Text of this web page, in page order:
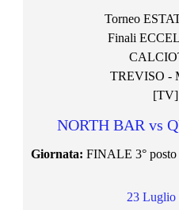
Torneo
Finali
TREVISO -
[TV]
NORTH BAR vs
Giornata: FINALE 3° posto
23 Luglio